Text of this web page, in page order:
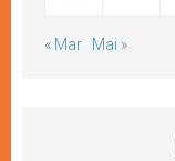
« Mar Mai »